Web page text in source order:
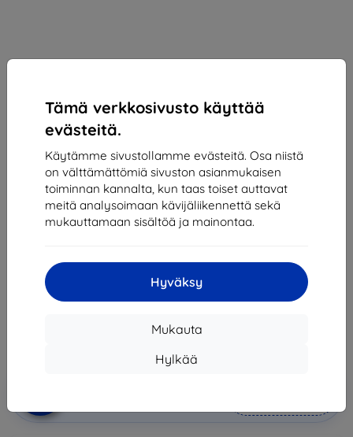
Tämä verkkosivusto käyttää
evästeitä.
Käytämme sivustollamme evästeitä. Osa niistä
on välttämättömiä sivuston asianmukaisen
toiminnan kannalta, kun taas toiset auttavat
meitä analysoimaan kävijäliikennettä sekä
mukauttamaan sisältöä ja mainontaa.
Hyväksy
Mukauta
Hylkää
suojus Huawei Silicone Case P30 red 51992848
Huawei P30
25,90 €